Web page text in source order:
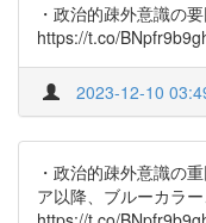
・政治的疎外意識
https://t.co/
2023-12-10
・政治的疎外意識の
ア以降、ブルーカラ